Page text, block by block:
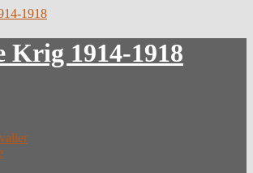
Krig 1914-1918